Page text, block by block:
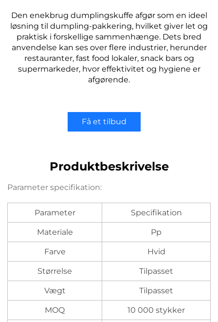
Den enekbrug dumplingskuffe afgør som en ideel
løsning til dumpling-pakkering, hvilket giver let og
praktisk i forskellige sammenhænge. Dets bred
anvendelse kan ses over flere industrier, herunder
restauranter, fast food lokaler, snack bars og
supermarkeder, hvor effektivitet og hygiene er
afgørende.
Få et tilbud
Produktbeskrivelse
Parameter specifikation:
Parameter Specifikation
Materiale Pp
Farve Hvid
Størrelse Tilpasset
Vægt Tilpasset
MOQ 10 000 stykker